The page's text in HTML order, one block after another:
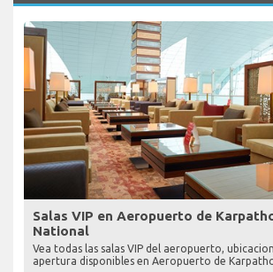
Salas VIP en Aeropuerto de
National
Vea todas las salas VIP del aeropuerto,
apertura disponibles en Aeropuerto de